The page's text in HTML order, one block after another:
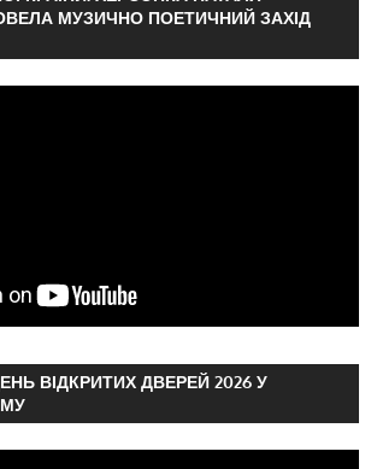
МУЗИЧНО ПОЕТИЧНИЙ ЗАХІД
ВІДКРИТИХ ДВЕРЕЙ 2026 У